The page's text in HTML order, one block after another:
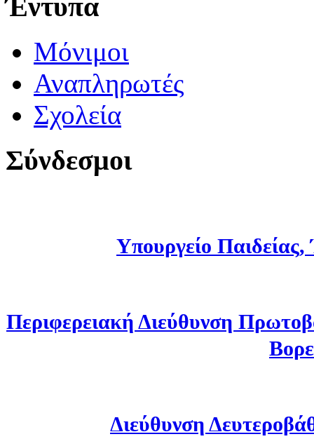
Έντυπα
Μόνιμοι
Αναπληρωτές
Σχολεία
Σύνδεσμοι
Υπουργείο
Περιφερειακή Διεύθυνση
Διεύθυνση